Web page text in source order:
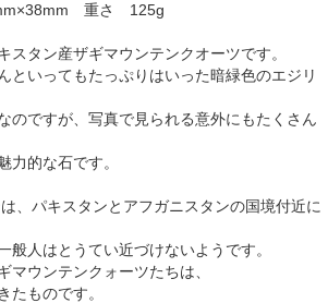
重さ 125g
タン産ザギマウンテンクオーツです。
といってもたっぷりはいった暗緑色のエジリ
のですが、写真で見られる意外にもたくさん
力的な石です。
、パキスタンとアフガニスタンの国境付近に
般人はとうてい近づけないようです。
マウンテンクォーツたちは、
たものです。